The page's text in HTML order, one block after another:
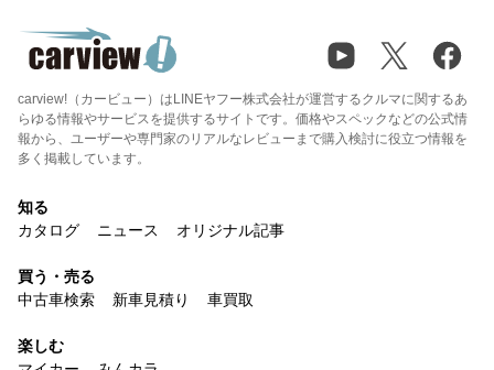
carview!（カービュー）はLINEヤフー株式会社が運営するクルマに関するあ
らゆる情報やサービスを提供するサイトです。価格やスペックなどの公式情
報から、ユーザーや専門家のリアルなレビューまで購入検討に役立つ情報を
多く掲載しています。
知る
カタログ
ニュース オリジナル記事
買う・売る
中古車検索
新車見積り 車買取
楽しむ